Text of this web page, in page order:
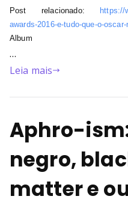
Post relacionado: https://
awards-2016-e-tudo-que-o-oscar-
Album
…
Leia mais
Aphro-
negro,
matter e